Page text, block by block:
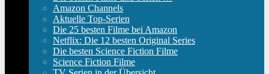
Amazon Channels
Aktuelle Top-Serien
Die 25 besten Filme bei Amazon
Netflix: Die 12 besten Original Series
Die besten Science Fiction Filme
Science Fiction Filme